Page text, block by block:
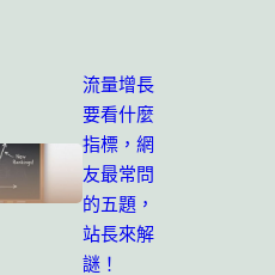
流量增長
要看什麼
指標，網
友最常問
的五題，
站長來解
謎！